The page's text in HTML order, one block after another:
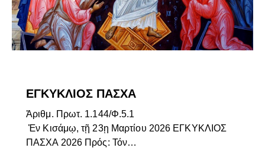
ΕΓΚΥΚΛΙΟΣ ΠΑΣΧΑ
Ἀ­ριθμ. Πρωτ. 1.144/Φ.5.1
Ἐν Κισάμῳ, τῇ 23ῃ Μαρτίου 2026 ΕΓΚΥΚΛΙΟΣ
ΠΑΣΧΑ 2026 Πρός: Τόν…